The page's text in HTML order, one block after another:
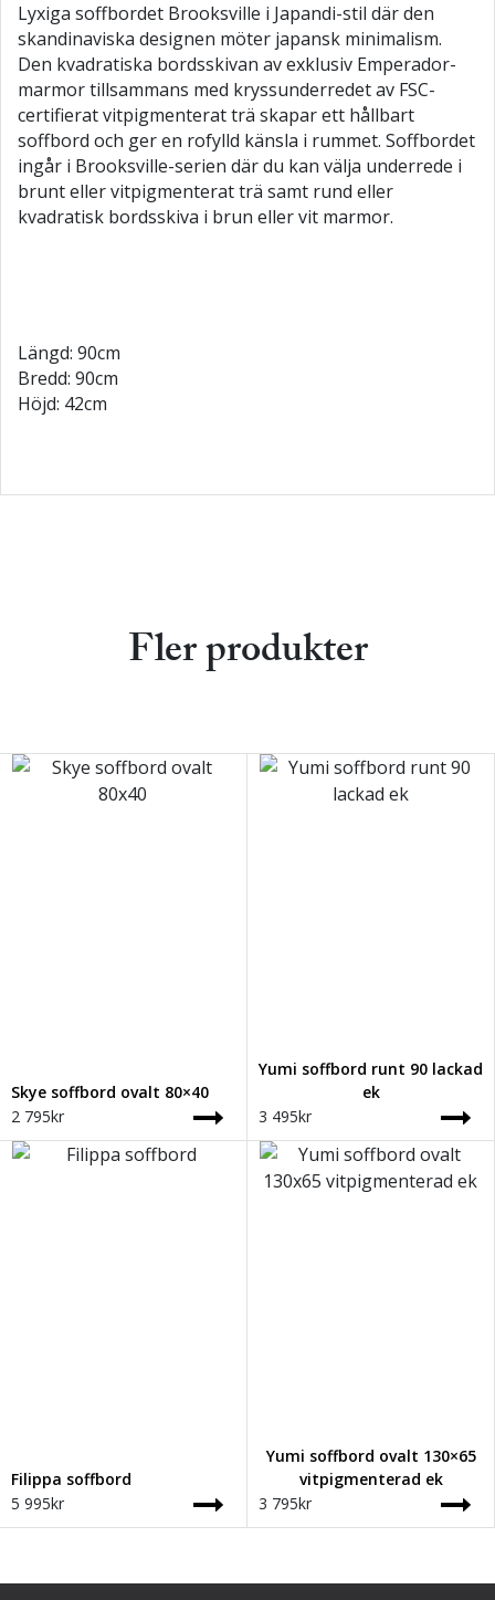
Lyxiga soffbordet Brooksville i Japandi-stil där den
skandinaviska designen möter japansk minimalism.
Den kvadratiska bordsskivan av exklusiv Emperador-
marmor tillsammans med kryssunderredet av FSC-
certifierat vitpigmenterat trä skapar ett hållbart
soffbord och ger en rofylld känsla i rummet. Soffbordet
ingår i Brooksville-serien där du kan välja underrede i
brunt eller vitpigmenterat trä samt rund eller
kvadratisk bordsskiva i brun eller vit marmor.
Längd: 90cm
Bredd: 90cm
Höjd: 42cm
Fler produkter
Skye soffbord ovalt 80×40
2 795kr
Yumi soffbord runt 90 lackad
ek
3 495kr
Filippa soffbord
5 995kr
Yumi soffbord ovalt 130×65
vitpigmenterad ek
3 795kr